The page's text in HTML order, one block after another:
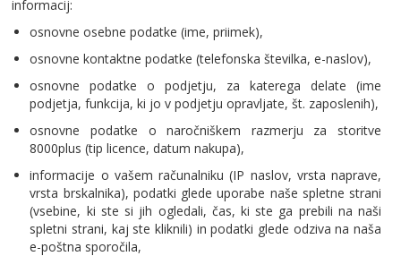
informacij:
osnovne osebne podatke (ime, priimek),
osnovne kontaktne podatke (telefonska številka, e-naslov),
osnovne podatke o podjetju, za katerega delate (ime
podjetja, funkcija, ki jo v podjetju opravljate, št. zaposlenih),
osnovne podatke o naročniškem razmerju za storitve
8000plus (tip licence, datum nakupa),
informacije o vašem računalniku (IP naslov, vrsta naprave,
vrsta brskalnika), podatki glede uporabe naše spletne strani
(vsebine, ki ste si jih ogledali, čas, ki ste ga prebili na naši
spletni strani, kaj ste kliknili) in podatki glede odziva na naša
e-poštna sporočila,